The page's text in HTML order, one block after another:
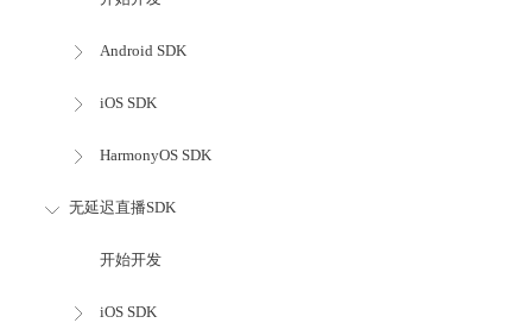
Android SDK
iOS SDK
HarmonyOS SDK
无延迟直播SDK
开始开发
iOS SDK